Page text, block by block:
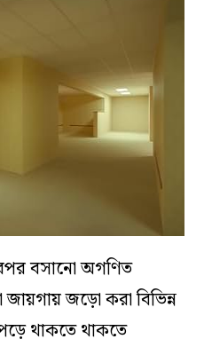
বসানো অগণিত
জড়ো করা বিভিন্ন
থাকতে থাকতে